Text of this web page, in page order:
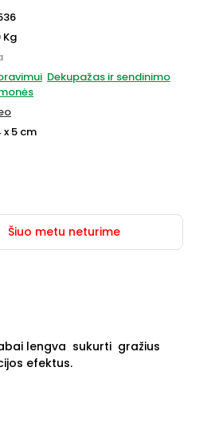
Kg
Dekupažas ir sendinimo
x 5 cm
Šiuo metu neturime
lengva sukurti gražius
efektus.